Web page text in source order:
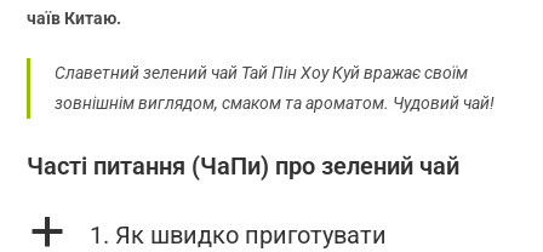
чаїв Китаю.
Славетний зелений чай Тай Пін Хоу Куй вражає своїм
зовнішнім виглядом, смаком та ароматом. Чудовий чай!
Часті питання (ЧаПи) про зелений чай
a
1. Як швидко приготувати